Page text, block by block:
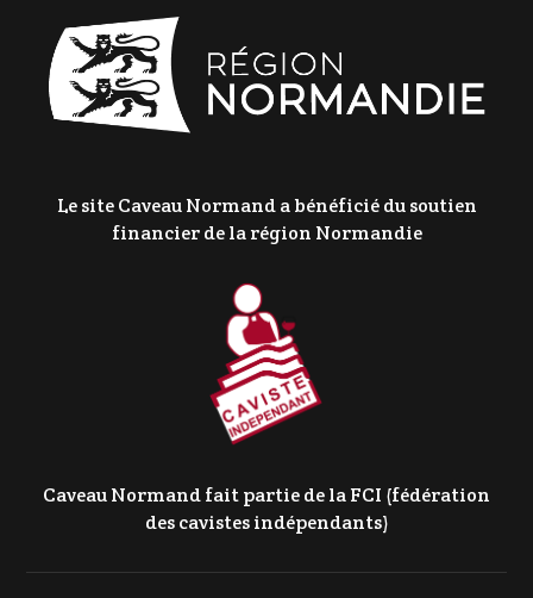
Le site Caveau Normand a bénéficié du soutien
financier de la région Normandie
Caveau Normand fait partie de la FCI (fédération
des cavistes indépendants)